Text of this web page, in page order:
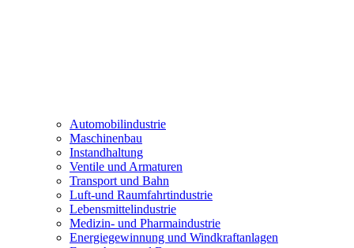
Automobilindustrie
Maschinenbau
Instandhaltung
Ventile und Armaturen
Transport und Bahn
Luft-und Raumfahrtindustrie
Lebensmittelindustrie
Medizin- und Pharmaindustrie
Energiegewinnung und Windkraftanlagen